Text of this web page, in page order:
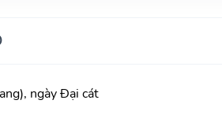
ngày Đại cát